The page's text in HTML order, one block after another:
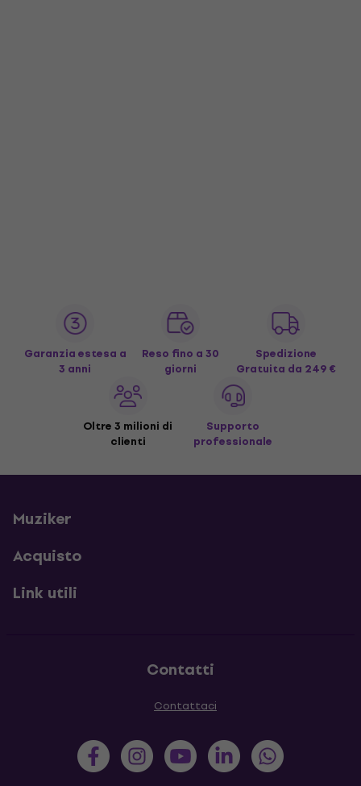
Garanzia estesa a
3 anni
Reso fino a 30
giorni
Spedizione
Gratuita da 249 €
Oltre 3 milioni di
clienti
Supporto
professionale
Muziker
Acquisto
Link utili
Contatti
Contattaci